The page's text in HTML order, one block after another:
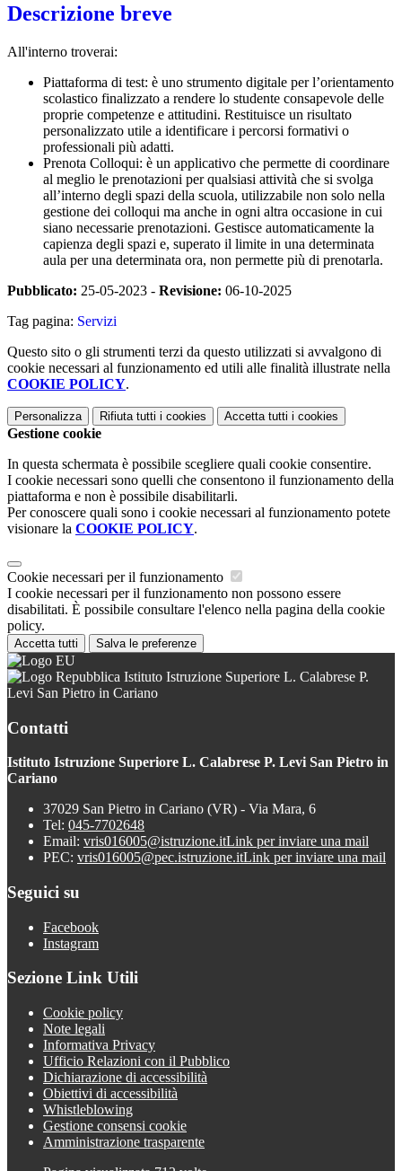
Descrizione breve
All'interno troverai:
Piattaforma di test: è uno strumento digitale per l’orientamento
scolastico finalizzato a rendere lo studente consapevole delle
proprie competenze e attitudini. Restituisce un risultato
personalizzato utile a identificare i percorsi formativi o
professionali più adatti.
Prenota Colloqui: è un applicativo che permette di coordinare
al meglio le prenotazioni per qualsiasi attività che si svolga
all’interno degli spazi della scuola, utilizzabile non solo nella
gestione dei colloqui ma anche in ogni altra occasione in cui
siano necessarie prenotazioni. Gestisce automaticamente la
capienza degli spazi e, superato il limite in una determinata
aula per una determinata ora, non permette più di prenotarla.
Pubblicato: 25-05-2023 - Revisione: 06-10-2025
Tag pagina: Servizi
Questo sito o gli strumenti terzi da questo utilizzati si avvalgono di
cookie necessari al funzionamento ed utili alle finalità illustrate nella
COOKIE POLICY.
Personalizza Rifiuta tutti i cookies Accetta tutti i cookies
Gestione cookie
In questa schermata è possibile scegliere quali cookie consentire.
I cookie necessari sono quelli che consentono il funzionamento della
piattaforma e non è possibile disabilitarli.
Per conoscere quali sono i cookie necessari al funzionamento potete
visionare la COOKIE POLICY.
Cookie necessari per il funzionamento
I cookie necessari per il funzionamento non possono essere
disabilitati. È possibile consultare l'elenco nella pagina della cookie
policy.
Accetta tutti Salva le preferenze
Istituto Istruzione Superiore L. Calabrese P.
Levi San Pietro in Cariano
Contatti
Istituto Istruzione Superiore L. Calabrese P. Levi San Pietro in
Cariano
37029 San Pietro in Cariano (VR) - Via Mara, 6
Tel: 045-7702648
Email: vris016005@istruzione.itLink per inviare una mail
PEC: vris016005@pec.istruzione.itLink per inviare una mail
Seguici su
Facebook
Instagram
Sezione Link Utili
Cookie policy
Note legali
Informativa Privacy
Ufficio Relazioni con il Pubblico
Dichiarazione di accessibilità
Obiettivi di accessibilità
Whistleblowing
Gestione consensi cookie
Amministrazione trasparente